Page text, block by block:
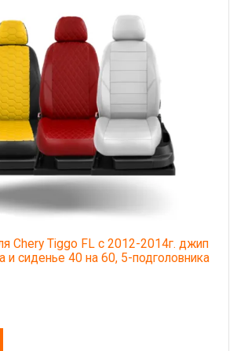
Chery Tiggo FL с 2012-2014г. джип
и сиденье 40 на 60, 5-подголовника